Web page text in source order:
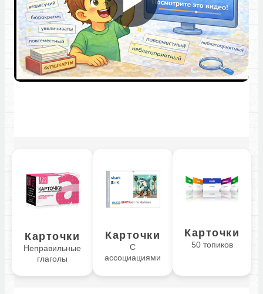
Карточки
Неправильные
глаголы
Карточки
С
ассоциациями
Карточки
50 топиков